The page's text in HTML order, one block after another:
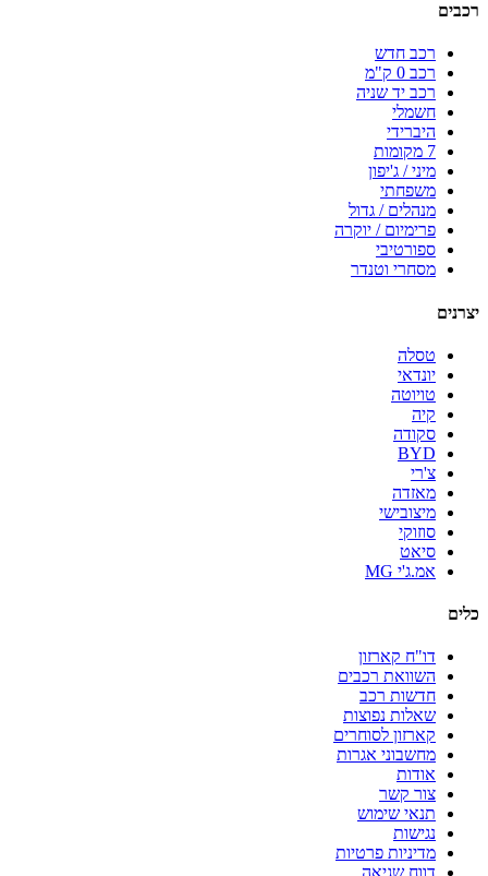
רכבים
רכב חדש
רכב 0 ק"מ
רכב יד שניה
חשמלי
היברידי
7 מקומות
מיני / ג'יפון
משפחתי
מנהלים / גדול
פרימיום / יוקרה
ספורטיבי
מסחרי וטנדר
יצרנים
טסלה
יונדאי
טויוטה
קיה
סקודה
BYD
צ'רי
מאזדה
מיצובישי
סוזוקי
סיאט
אמ.ג'י MG
כלים
דו"ח קארזון
השוואת רכבים
חדשות רכב
שאלות נפוצות
קארזון לסוחרים
מחשבוני אגרות
אודות
צור קשר
תנאי שימוש
נגישות
מדיניות פרטיות